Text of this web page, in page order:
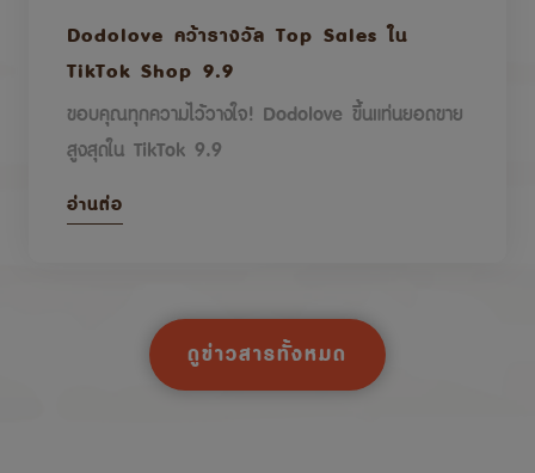
Dodolove คว้ารางวัล Top Sales ใน
TikTok Shop 9.9
ขอบคุณทุกความไว้วางใจ! Dodolove ขึ้นแท่นยอดขาย
สูงสุดใน TikTok 9.9
อ่านต่อ
ดูข่าวสารทั้งหมด